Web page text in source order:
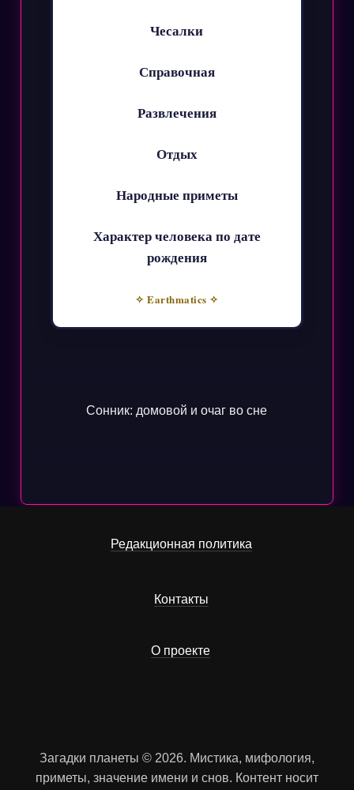
Чесалки
Справочная
Развлечения
Отдых
Народные приметы
Характер человека по дате
рождения
✧ Earthmatics ✧
Сонник: домовой и очаг во сне
Редакционная политика
Контакты
О проекте
Загадки планеты © 2026. Мистика, мифология,
приметы, значение имени и снов. Контент носит